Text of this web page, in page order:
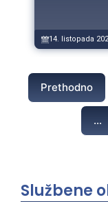
14. listopada
Prethodno
…
Službene